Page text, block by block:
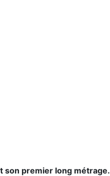
son premier long métrage.